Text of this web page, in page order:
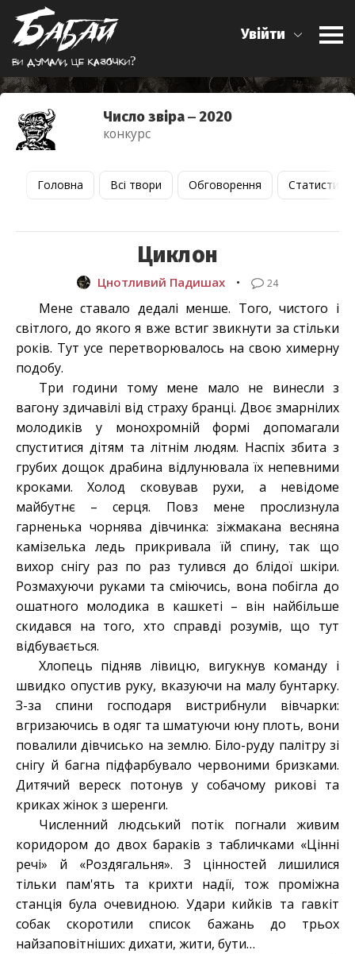
Ви думали, це казочки?
Увійти
Число звіра ‒ 2020
конкурс
Головна Всі твори Обговорення Статистика
Циклон
Цнотливий Падишах • 24
Мене ставало дедалі менше. Того, чистого і
світлого, до якого я вже встиг звикнути за стільки
років. Тут усе перетворювалось на свою химерну
подобу.
Три години тому мене мало не винесли з
вагону здичавілі від страху бранці. Двоє змарнілих
молодиків у монохромній формі допомагали
спуститися дітям та літнім людям. Наспіх збита з
грубих дощок драбина відлунювала їх непевними
кроками.Холод сковував рухи, а невідоме
майбутнє – серця. Повз мене прослизнула
гарненька чорнява дівчинка: зіжмакана весняна
камізелька ледь прикривала їй спину, так що
вихор снігу раз по раз тулився до блідої шкіри.
Розмахуючи руками та сміючись, вона побігла до
ошатного молодика в кашкеті – він найбільше
скидався на того, хто справді розумів, що тут
відбувається.
Хлопець підняв лівицю, вигукнув команду і
швидко опустив руку, вказуючи на малу бунтарку.
З-за спини господаря вистрибнули вівчарки:
вгризаючись в одяг та шматуючи юну плоть, вони
повалили дівчисько на землю. Біло-руду палітру зі
снігу й багна підфарбувало червоними бризками.
Дитячий вереск потонув у собачому рикові та
криках жінок з шеренги.
Численний людський потік погнали живим
коридором до двох бараків з табличками «Цінні
речі» й «Роздягальня». З цінностей лишилися
тільки пам'ять та крихти надії, тож проміжна
станція була очевидною. Удари кийків та гавкіт
собак скоротили список бажань до трьох
найзаповітніших: дихати, жити, бути…